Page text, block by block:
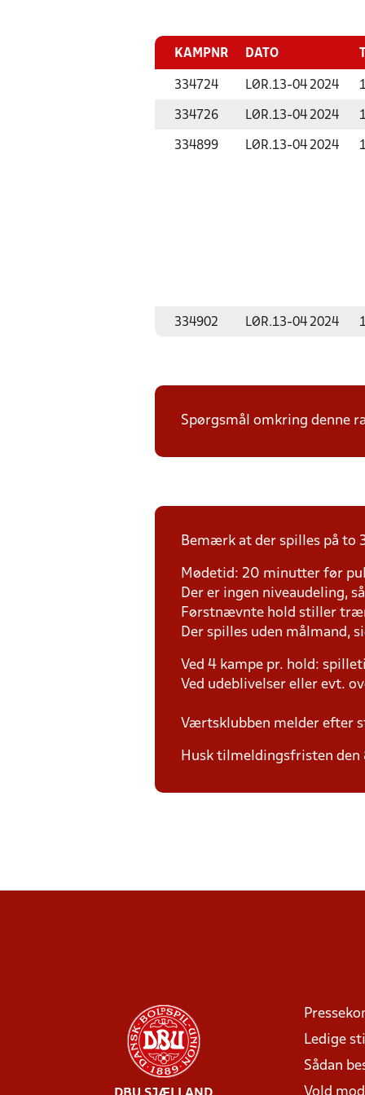
KAMPNR DATO
334724 LØR.13-04 2024
334726 LØR.13-04 2024
334899 LØR.13-04 2024
334902 LØR.13-04 2024
Spørgsmål omkring denne
Bemærk at der spilles på to
Mødetid: 20 minutter før
Der er ingen niveaudeling,
Førstnævnte hold stiller
Der spilles uden målmand,
Ved 4 kampe pr. hold:
Ved udeblivelser eller evt.
Værtsklubben melder efter
Husk tilmeldingsfristen
Ledige
Sådan
Vold